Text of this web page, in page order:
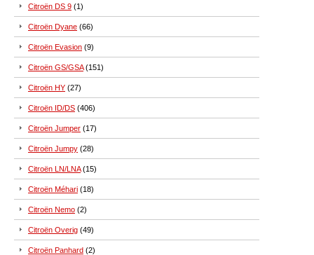
Citroën DS 9 (1)
Citroën Dyane (66)
Citroën Evasion (9)
Citroën GS/GSA(151)
Citroën HY (27)
Citroën ID/DS (406)
Citroën Jumper (17)
Citroën Jumpy (28)
Citroën LN/LNA(15)
Citroën Méhari (18)
Citroën Nemo (2)
Citroën Overig (49)
Citroën Panhard (2)